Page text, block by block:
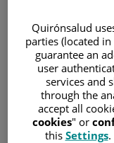
La Unidad de
realizado 30
reanudación
medidas de
recomendadas
Hospital
Quirónsalud
parties (located
guarantee an
user
services and
through the
accept all
cookies" or
this Settings.